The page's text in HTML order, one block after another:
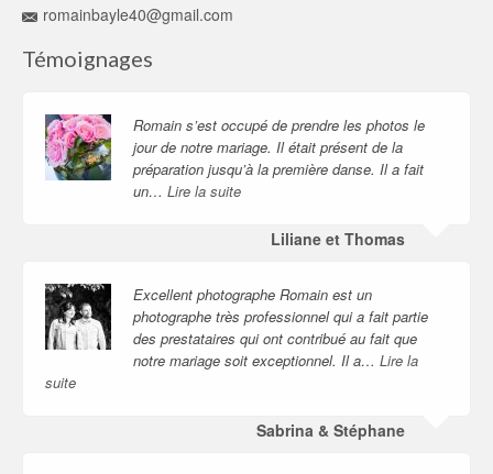
romainbayle40@gmail.com
Témoignages
Romain s’est occupé de prendre les photos le
jour de notre mariage. Il était présent de la
préparation jusqu’à la première danse. Il a fait
un… Lire la suite
Liliane et Thomas
Excellent photographe Romain est un
photographe très professionnel qui a fait partie
des prestataires qui ont contribué au fait que
notre mariage soit exceptionnel. Il a… Lire la
suite
Sabrina & Stéphane